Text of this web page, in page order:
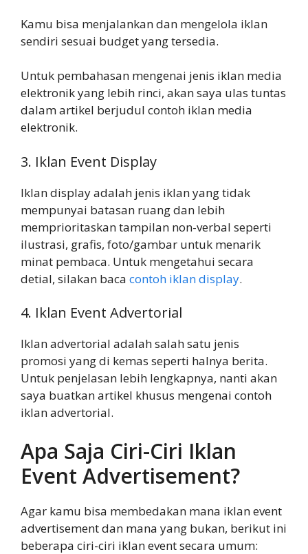
Kamu bisa menjalankan dan mengelola iklan
sendiri sesuai budget yang tersedia.
Untuk pembahasan mengenai jenis iklan media
elektronik yang lebih rinci, akan saya ulas tuntas
dalam artikel berjudul contoh iklan media
elektronik.
3. Iklan Event Display
Iklan display adalah jenis iklan yang tidak
mempunyai batasan ruang dan lebih
memprioritaskan tampilan non-verbal seperti
ilustrasi, grafis, foto/gambar untuk menarik
minat pembaca. Untuk mengetahui secara
detial, silakan baca contoh iklan display.
4. Iklan Event Advertorial
Iklan advertorial adalah salah satu jenis
promosi yang di kemas seperti halnya berita.
Untuk penjelasan lebih lengkapnya, nanti akan
saya buatkan artikel khusus mengenai contoh
iklan advertorial.
Apa Saja Ciri-Ciri Iklan
Event Advertisement?
Agar kamu bisa membedakan mana iklan event
advertisement dan mana yang bukan, berikut ini
beberapa ciri-ciri iklan event secara umum: